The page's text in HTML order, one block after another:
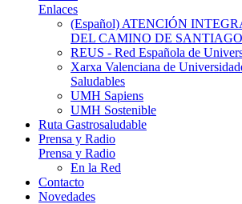
Enlaces
(Español) ATENCIÓN
DEL CAMINO DE SANTIAGO
REUS - Red Española de
Xarxa Valenciana de
Saludables
UMH Sapiens
UMH Sostenible
Ruta Gastrosaludable
Prensa y Radio
Prensa y Radio
En la Red
Contacto
Novedades